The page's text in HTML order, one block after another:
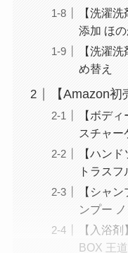
【洗濯
添加 ほ
【洗濯
め替え
【Amazon
【ボデ
スチャー
【ハン
トラス
【シャ
ンプー
【入浴
BOX 王